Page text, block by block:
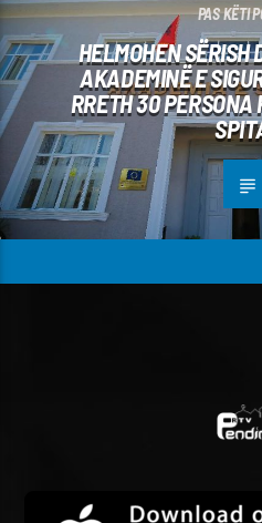
PAS KËTI
HELMOHEN SËRISH
AKADEMINË E
RRETH 30